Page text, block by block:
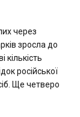
через
зросла до
російської
Ще четверо